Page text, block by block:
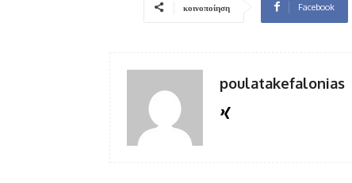
κοινοποίηση Facebook
poulatakefalonias